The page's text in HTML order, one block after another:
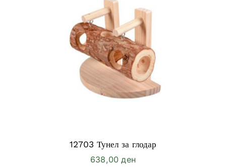
12703 Тунел за глодар
638,00ден